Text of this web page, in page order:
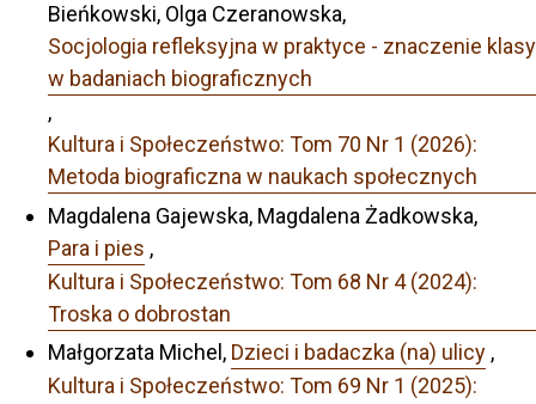
Bieńkowski, Olga Czeranowska,
Socjologia refleksyjna w praktyce - znaczenie klasy
w badaniach biograficznych
,
Kultura i Społeczeństwo: Tom 70 Nr 1 (2026):
Metoda biograficzna w naukach społecznych
Magdalena Gajewska, Magdalena Żadkowska,
Para i pies ,
Kultura i Społeczeństwo: Tom 68 Nr 4 (2024):
Troska o dobrostan
Małgorzata Michel, Dzieci i badaczka (na) ulicy ,
Kultura i Społeczeństwo: Tom 69 Nr 1 (2025):